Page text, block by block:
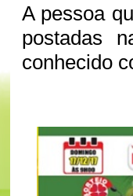
A pessoa
postadas
conhecido